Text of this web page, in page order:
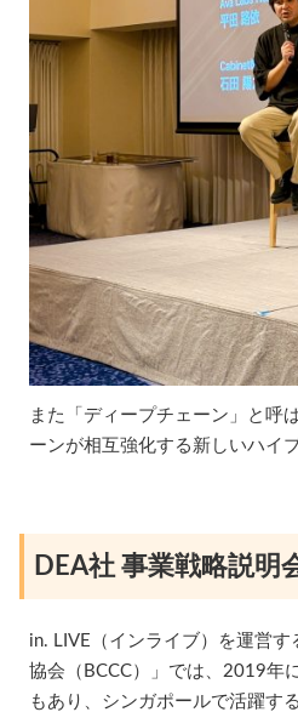
また「ディープチェーン」と呼
ーンが相互強化する新しいハイ
DEA社 事業戦略説明
in. LIVE（インライブ）を運営
協会（BCCC）」では、2019年
もあり、シンガポールで活躍す